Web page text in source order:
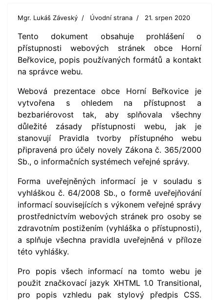
Mgr. Lukáš Záveský Úvodní strana 21. srpen 2020
Tento dokument obsahuje prohlášení o
přístupnosti webových stránek obce Horní
Beřkovice, popis používaných formátů a kontakt
na správce webu.
Webová prezentace obce Horní Beřkovice je
vytvořena s ohledem na přístupnost a
bezbariérovost tak, aby splňovala všechny
důležité zásady přístupnosti webu, jak je
stanovují Pravidla tvorby přístupného webu
připravená pro účely novely Zákona č. 365/2000
Sb., o informačních systémech veřejné správy.
Forma uveřejněných informací je v souladu s
vyhláškou č. 64/2008 Sb., o formě uveřejňování
informací souvisejících s výkonem veřejné správy
prostřednictvím webových stránek pro osoby se
zdravotním postižením (vyhláška o přístupnosti),
a splňuje všechna pravidla uveřejněná v příloze
této vyhlášky.
Pro popis všech informací na tomto webu je
použit značkovací jazyk XHTML 1.0 Transitional,
pro popis vzhledu pak stylový předpis CSS.